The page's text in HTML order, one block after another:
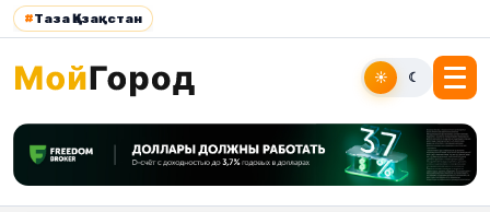
#Таза Қазақстан
☀ ☾